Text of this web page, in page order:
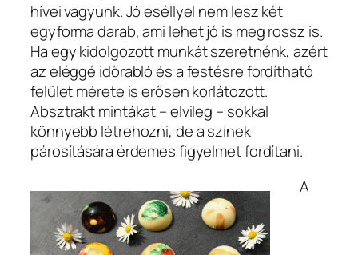
hívei vagyunk. Jó eséllyel nem lesz két
egyforma darab, ami lehet jó is meg rossz is.
Ha egy kidolgozott munkát szeretnénk, azért
az eléggé időrabló és a festésre fordítható
felület mérete is erősen korlátozott.
Absztrakt mintákat – elvileg – sokkal
könnyebb létrehozni, de a színek
párosítására érdemes figyelmet fordítani.
A